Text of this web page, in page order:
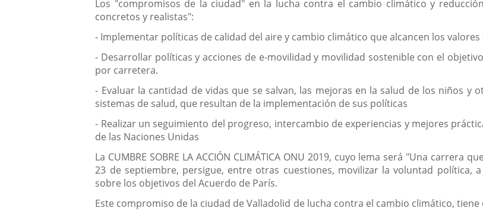
Los "compromisos de la ciudad" en la lucha contra el cambio climático y
concretos y realistas":
- Implementar políticas de calidad del aire y cambio climático que alcancen los
- Desarrollar políticas y acciones de e-movilidad y movilidad sostenible con el
por carretera.
- Evaluar la cantidad de vidas que se salvan, las mejoras en la salud de los niños
sistemas de salud, que resultan de la implementación de sus políticas
- Realizar un seguimiento del progreso, intercambio de experiencias y mejores
de las Naciones Unidas
La CUMBRE SOBRE LA ACCIÓN CLIMÁTICA ONU 2019, cuyo lema será "Una
23 de septiembre, persigue, entre otras cuestiones, movilizar la voluntad política,
sobre los objetivos del Acuerdo de París.
Este compromiso de la ciudad de Valladolid de lucha contra el cambio climático,